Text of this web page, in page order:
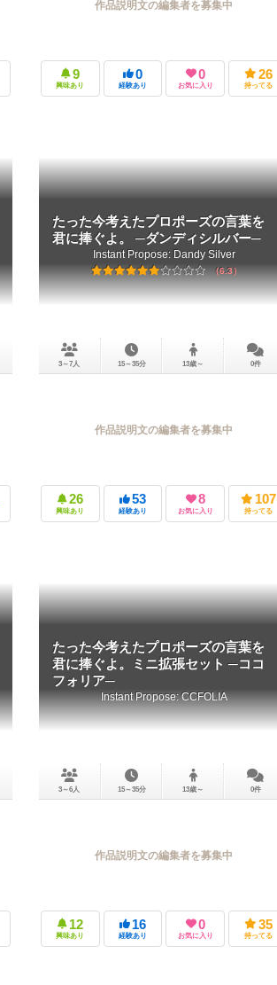
作品説明文の編集者を募集中
9
興味あり
0
経験あり
0
お気に入り
26
持ってる
たった今考えたプロポーズの言葉を
君に捧ぐよ。 ─ダンディシルバー─
Instant Propose: Dandy Silver
6.3
3～7人 15～35分 13歳～ 0件
作品説明文の編集者を募集中
26
興味あり
53
経験あり
8
お気に入り
107
持ってる
たった今考えたプロポーズの言葉を
君に捧ぐよ。ミニ拡張セット ─ココ
フォリア─
Instant Propose: CCFOLIA
3～6人 15～35分 13歳～ 0件
作品説明文の編集者を募集中
12
興味あり
16
経験あり
0
お気に入り
35
持ってる